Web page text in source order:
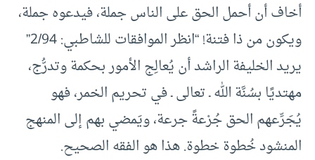
أخاف أن أحمل الحق على الناس جملة، فيدعوه جملة،
ويكون من ذا فتنة! “انظر الموافقات للشاطبي: 2/94”
يريد الخليفة الراشد أن يُعالِج الأمور بحكمة وتدرُّج،
مهتديًا بسُنَّة الله ـ تعالى ـ في تحريم الخمر، فهو
يُجَرِّعهم الحق جُرْعةً جرعة، ويَمضي بهم إلى المنهج
المنشود خُطوة خطوة. هذا هو الفقه الصحيح.